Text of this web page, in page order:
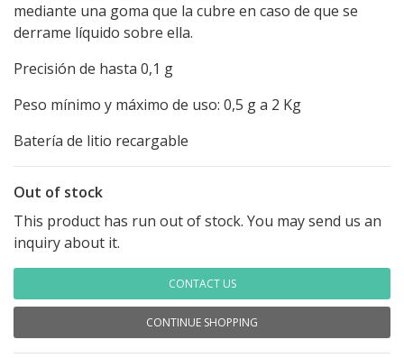
mediante una goma que la cubre en caso de que se
derrame líquido sobre ella.
Precisión de hasta 0,1 g
Peso mínimo y máximo de uso: 0,5 g a 2 Kg
Batería de litio recargable
Out of stock
This product has run out of stock. You may send us an
inquiry about it.
CONTACT US
CONTINUE SHOPPING